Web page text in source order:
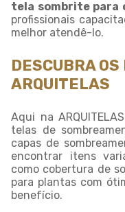
tela sombrite para
profissionais
melhor atendê-lo.
DESCUBRA
ARQUITELAS
Aqui na
telas de
capas de
encontrar itens
como cobertura de
para plantas com
benefício.